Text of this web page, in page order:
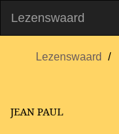
Lezenswaard
Lezenswaard
JEAN PAUL